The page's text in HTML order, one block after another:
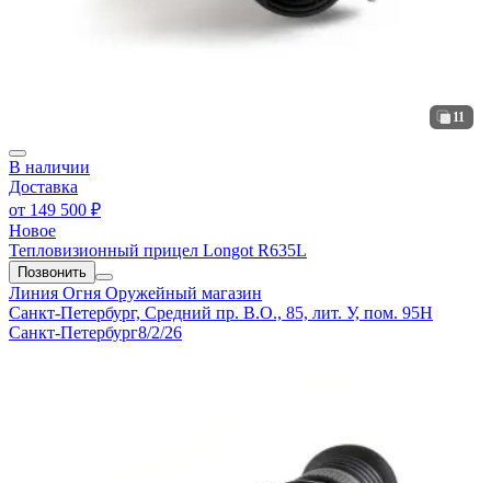
11
В наличии
Доставка
от 149 500 ₽
Новое
Тепловизионный прицел Longot R635L
Позвонить
Линия Огня Оружейный магазин
Санкт-Петербург, Средний пр. В.О., 85, лит. У, пом. 95Н
Санкт-Петербург8/2/26